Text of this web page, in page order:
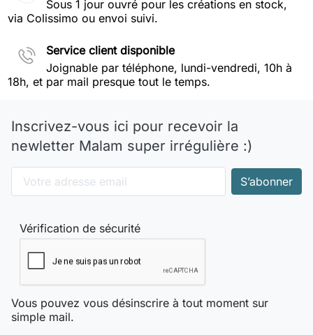
Sous 1 jour ouvré pour les créations en stock,
via Colissimo ou envoi suivi.
Service client disponible
Joignable par téléphone, lundi-vendredi, 10h à
18h, et par mail presque tout le temps.
Inscrivez-vous ici pour recevoir la
newletter Malam super irrégulière :)
Vérification de sécurité
Vous pouvez vous désinscrire à tout moment sur
simple mail.